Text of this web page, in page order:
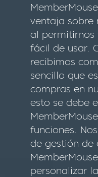
ventaja sobre
al permitirnos
fácil de usar.
recibimos
sencillo que
compras en
esto se debe
funciones.
de gestión de
personalizar